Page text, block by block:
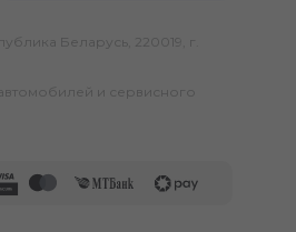
Беларусь, 220019, г.
и сервисного